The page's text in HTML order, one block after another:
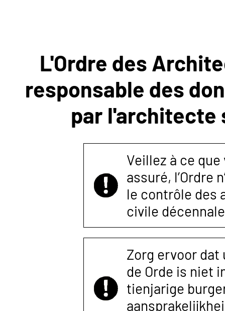
ANNEXE 4 CODT
CONTACTER
L'Ordre des
responsable des
par l'architecte
Veillez à ce
assuré, l’Ordre
le contrôle des
civile
Zorg ervoor
de Orde is niet
tienjarige